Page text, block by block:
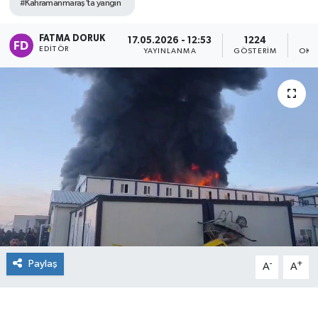
#Kahramanmaraş'ta yangın
FATMA DORUK
EDITÖR
17.05.2026 - 12:53
YAYINLANMA
1224
GÖSTERIM
Paylaş A- A+